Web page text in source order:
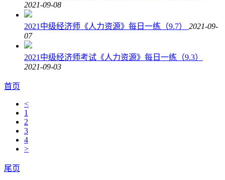
2021-09-08
2021中级经济师《人力资源》每日一练（9.7） 2021-09-
07
2021中级经济师考试《人力资源》每日一练（9.3）
2021-09-03
首页
<
1
2
3
4
>
尾页